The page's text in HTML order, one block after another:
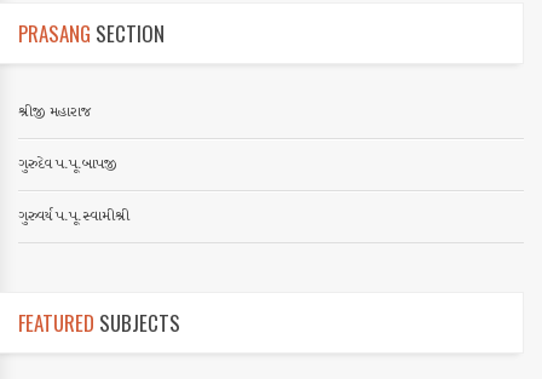
PRASANG SECTION
શ્રીજી મહારાજ
ગુરુદેવ પ.પૂ.બાપજી
ગુરુવર્ય પ.પૂ.સ્વામીશ્રી
FEATURED SUBJECTS